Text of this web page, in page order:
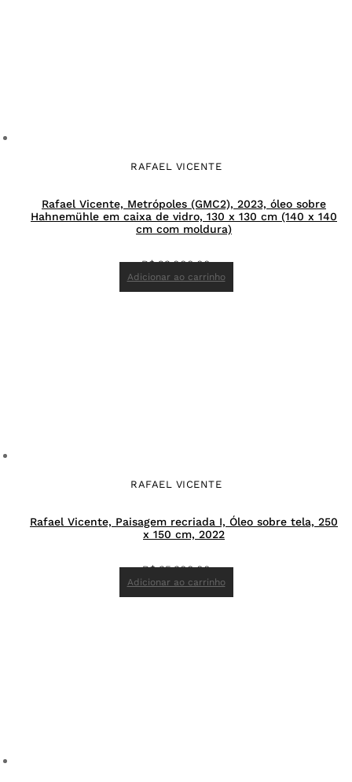
RAFAEL VICENTE
Rafael Vicente, Metrópoles (GMC2), 2023, óleo sobre
Hahnemühle em caixa de vidro, 130 x 130 cm (140 x 140
cm com moldura)
R$23.000,00
Adicionar ao carrinho
RAFAEL VICENTE
Rafael Vicente, Paisagem recriada I, Óleo sobre tela, 250
x 150 cm, 2022
R$35.300,00
Adicionar ao carrinho